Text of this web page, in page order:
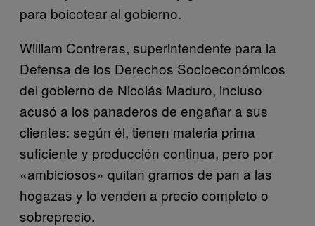
para boicotear al gobierno.
William Contreras, superintendente para la
Defensa de los Derechos Socioeconómicos
del gobierno de Nicolás Maduro, incluso
acusó a los panaderos de engañar a sus
clientes: según él, tienen materia prima
suficiente y producción continua, pero por
«ambiciosos» quitan gramos de pan a las
hogazas y lo venden a precio completo o
sobreprecio.